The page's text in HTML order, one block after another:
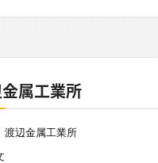
属工業所
金属工業所